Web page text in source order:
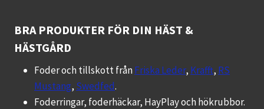
BRA PRODUKTER FÖR DIN HÄST &
HÄSTGÅRD
Foder och tillskott frånFriska Leder, Krafft, RS
Mustang, Swedfed.
Foderringar, foderhäckar, HayPlay och hökrubbor.